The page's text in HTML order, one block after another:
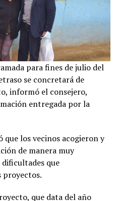
para fines de julio del
se concretará de
informó el consejero,
entregada por la
que los vecinos acogieron y
de manera muy
que
proyectos.
que data del año